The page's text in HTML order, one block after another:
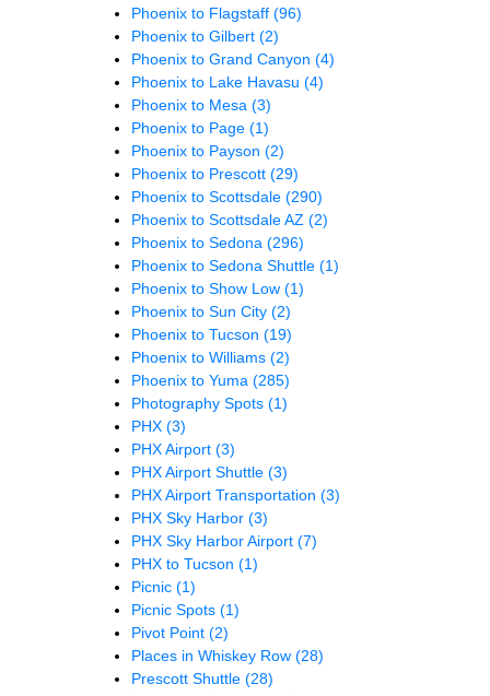
Phoenix to Flagstaff (96)
Phoenix to Gilbert (2)
Phoenix to Grand Canyon (4)
Phoenix to Lake Havasu (4)
Phoenix to Mesa (3)
Phoenix to Page (1)
Phoenix to Payson (2)
Phoenix to Prescott (29)
Phoenix to Scottsdale (290)
Phoenix to Scottsdale AZ (2)
Phoenix to Sedona (296)
Phoenix to Sedona Shuttle (1)
Phoenix to Show Low (1)
Phoenix to Sun City (2)
Phoenix to Tucson (19)
Phoenix to Williams (2)
Phoenix to Yuma (285)
Photography Spots (1)
PHX (3)
PHX Airport (3)
PHX Airport Shuttle (3)
PHX Airport Transportation (3)
PHX Sky Harbor (3)
PHX Sky Harbor Airport (7)
PHX to Tucson (1)
Picnic (1)
Picnic Spots (1)
Pivot Point (2)
Places in Whiskey Row (28)
Prescott Shuttle (28)